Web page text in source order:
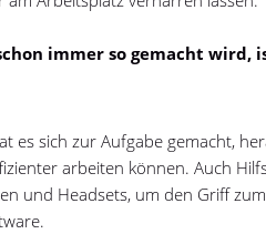
immer so gemacht wird,
es sich zur Aufgabe gemacht,
arbeiten können. Auch
und Headsets, um den Griff